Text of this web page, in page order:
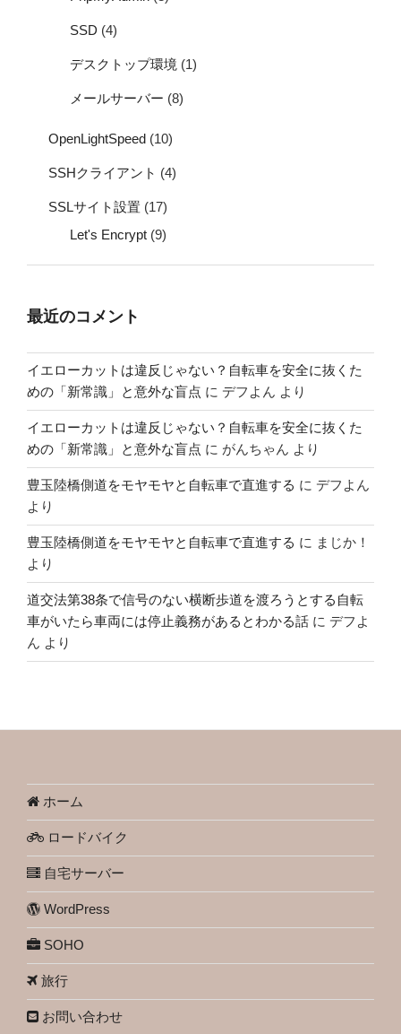
SSD (4)
デスクトップ環境 (1)
メールサーバー (8)
OpenLightSpeed (10)
SSHクライアント (4)
SSLサイト設置 (17)
Let's Encrypt (9)
最近のコメント
イエローカットは違反じゃない？自転車を安全に抜くた
めの「新常識」と意外な盲点 に デフよん より
イエローカットは違反じゃない？自転車を安全に抜くた
めの「新常識」と意外な盲点 に がんちゃん より
豊玉陸橋側道をモヤモヤと自転車で直進する に デフよん
より
豊玉陸橋側道をモヤモヤと自転車で直進する に まじか！
より
道交法第38条で信号のない横断歩道を渡ろうとする自転
車がいたら車両には停止義務があるとわかる話 に デフよ
ん より
ホーム
ロードバイク
自宅サーバー
WordPress
SOHO
旅行
お問い合わせ